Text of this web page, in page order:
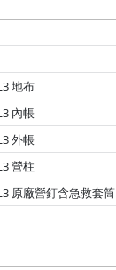
地布
內帳
外帳
營柱
原廠營釘含急救套筒